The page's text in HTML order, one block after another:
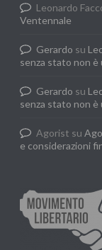
Leonardo
Ventennale
Gerardo su
senza stato non è
Gerardo su
senza stato non è
Agorist su
e considerazioni